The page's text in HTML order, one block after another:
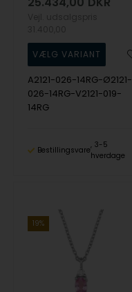
A2121-026-14RG-Ø2121-
026-14RG-V2121-019-
14RG
Bestillingsvare
3-5
hverdage
19%